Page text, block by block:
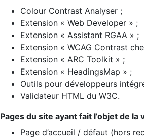
Colour Contrast Analyser ;
Extension « Web Developer » ;
Extension « Assistant RGAA » ;
Extension « WCAG Contrast
Extension « ARC Toolkit » ;
Extension « HeadingsMap » ;
Outils pour développeurs
Validateur HTML du W3C.
Pages du site ayant fait l’objet de
Page d’accueil / défaut (hors